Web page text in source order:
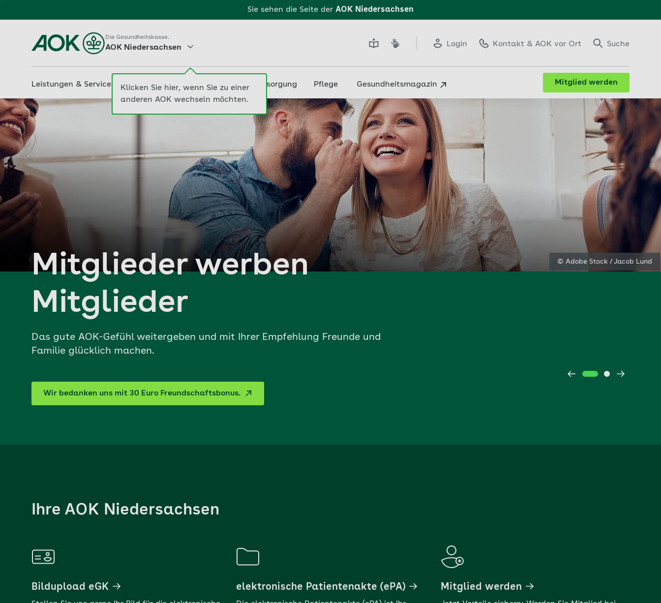
Leistungen & Services Beiträge & Tarife Medizin & Versorgung Pflege Gesundheitsmagazin
AOK Niedersachsen | AOK. Die Gesundheitskasse.
© Adobe Stock / Jacob Lund
Mitglieder werben
Mitglieder
Das gute AOK-Gefühl weitergeben und mit Ihrer Empfehlung Freunde und
Familie glücklich machen.
Wir bedanken uns mit 30 Euro Freundschaftsbonus.
Ihre AOK Niedersachsen
Bildupload eGK elektronische Patientenakte (ePA) Mitglied werden